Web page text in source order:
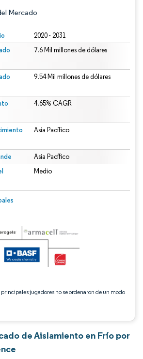
Mercado
2020 - 2031
7.6 Mil millones de dólares
9.54 Mil millones de dólares
4.65% CAGR
Asia Pacífico
Asia Pacífico
Medio
jugadores no se ordenaron de un modo
El uso requiere atribución según CC BY 4.0.
de Aislamiento en Frío por